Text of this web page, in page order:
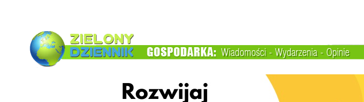
Zielony
Dziennik